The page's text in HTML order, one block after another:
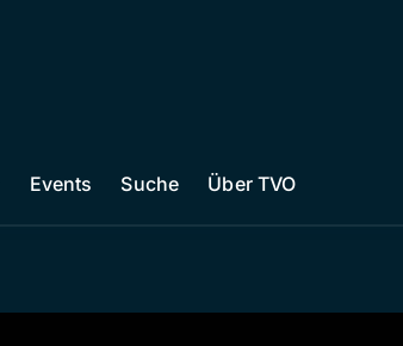
Events Suche Über TVO